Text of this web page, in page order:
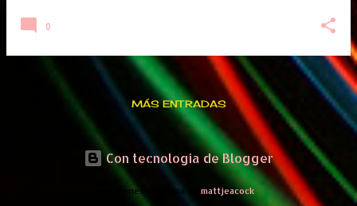
0
MÁS ENTRADAS
Con tecnología de Blogger
Imágenes del tema de mattjeacock